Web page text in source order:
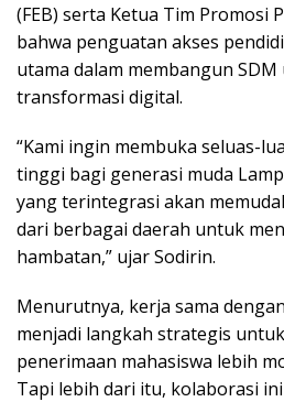
(FEB) serta Ketua Tim Promosi
bahwa penguatan akses
utama dalam membangun
transformasi digital.
“Kami ingin membuka seluas-
tinggi bagi generasi muda
yang terintegrasi akan
dari berbagai daerah untuk
hambatan,” ujar Sodirin.
Menurutnya, kerja sama
menjadi langkah strategis
penerimaan mahasiswa lebih
Tapi lebih dari itu, kolaborasi